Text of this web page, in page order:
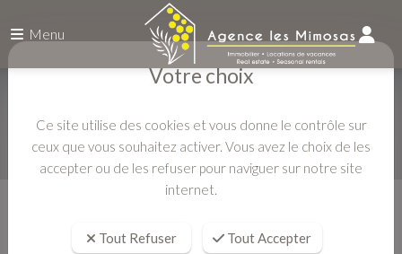
Menu
Votre choix
Ce site utilise des cookies et vous donne le contrôle sur
ceux que vous souhaitez activer. Vous avez le choix de les
accepter ou de les refuser pour naviguer sur notre site
internet.
Tout Refuser Tout Accepter